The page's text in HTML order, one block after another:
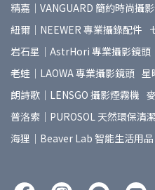
精嘉｜VANGUARD 簡約時尚攝
紐爾｜NEEWER 專業攝錄配件
岩石星｜AstrHori 專業攝影鏡頭
老蛙｜LAOWA 專業攝影鏡頭 星
朗詩歌｜LENSGO 攝影煙霧機
普洛索｜PUROSOL 天然環保清
海狸｜Beaver Lab 智能生活用品